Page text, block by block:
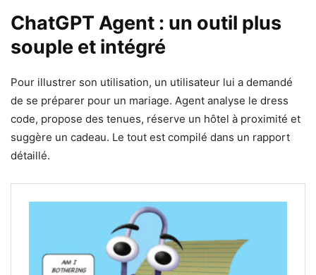
ChatGPT Agent : un outil plus
souple et intégré
Pour illustrer son utilisation, un utilisateur lui a demandé
de se préparer pour un mariage. Agent analyse le dress
code, propose des tenues, réserve un hôtel à proximité et
suggère un cadeau. Le tout est compilé dans un rapport
détaillé.